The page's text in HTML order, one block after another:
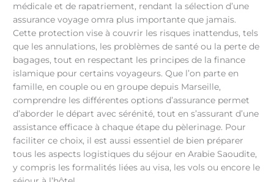
médicale et de rapatriement, rendant la sélection d’une
assurance voyage omra plus importante que jamais.
Cette protection vise à couvrir les risques inattendus, tels
que les annulations, les problèmes de santé ou la perte de
bagages, tout en respectant les principes de la finance
islamique pour certains voyageurs. Que l’on parte en
famille, en couple ou en groupe depuis Marseille,
comprendre les différentes options d’assurance permet
d’aborder le départ avec sérénité, tout en s’assurant d’une
assistance efficace à chaque étape du pèlerinage. Pour
faciliter ce choix, il est aussi essentiel de bien préparer
tous les aspects logistiques du séjour en Arabie Saoudite,
y compris les formalités liées au visa, les vols ou encore le